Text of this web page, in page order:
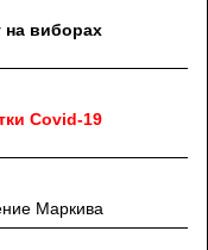
на виборах
Covid-19
Маркива